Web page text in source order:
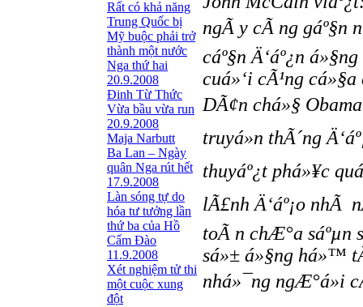
Rất có khả năng
Trung Quốc bị
Mỹ buộc phải trở
thành một nước
Nga thứ hai
20.9.2008
Đinh Từ Thức
Vừa bầu vừa run
20.9.2008
Maja Narbutt
Ba Lan – Ngày
quân Nga rút hết
17.9.2008
Làn sóng tự do
hóa tư tưởng lần
thứ ba của Hồ
Cẩm Đào
11.9.2008
Xét nghiệm tử thi
một cuộc xung
đột
ngÃ y cÃ ng gáº§n
cáº§n Ä‘áº¿n
cuá»‘i cÃ¹ng
DÃ¢n chá»§
truyá»n thÃ´ng
thuyáº¿t phá»¥c
lÃ£nh Ä‘áº¡o nhÃ
toÃ n chÆ°a sáºµn
sá»± á»§ng há»™
nhá»¯ng ngÆ°á»i